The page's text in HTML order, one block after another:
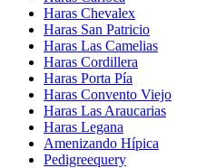
Haras Chevalex
Haras San Patricio
Haras Las Camelias
Haras Cordillera
Haras Porta Pía
Haras Convento Viejo
Haras Las Araucarias
Haras Legana
Amenizando Hípica
Pedigreequery